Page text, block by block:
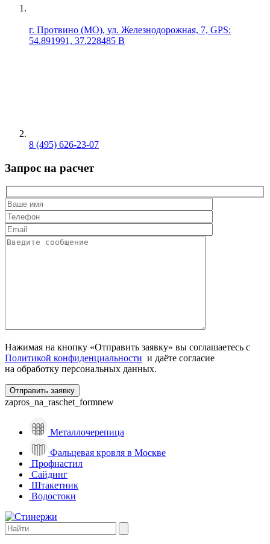
г. Протвино (МО), ул. Железнодорожная, 7, GPS:
54.891991, 37.228485 В
8 (495) 626-23-07
Запрос на расчет
Нажимая на кнопку «Отправить заявку» вы соглашаетесь с
Политикой конфиденциальности и даёте согласие
на обработку персональных данных.
zapros_na_raschet_formnew
Металлочерепица
Фальцевая кровля в Москве
Профнастил
Сайдинг
Штакетник
Водостоки